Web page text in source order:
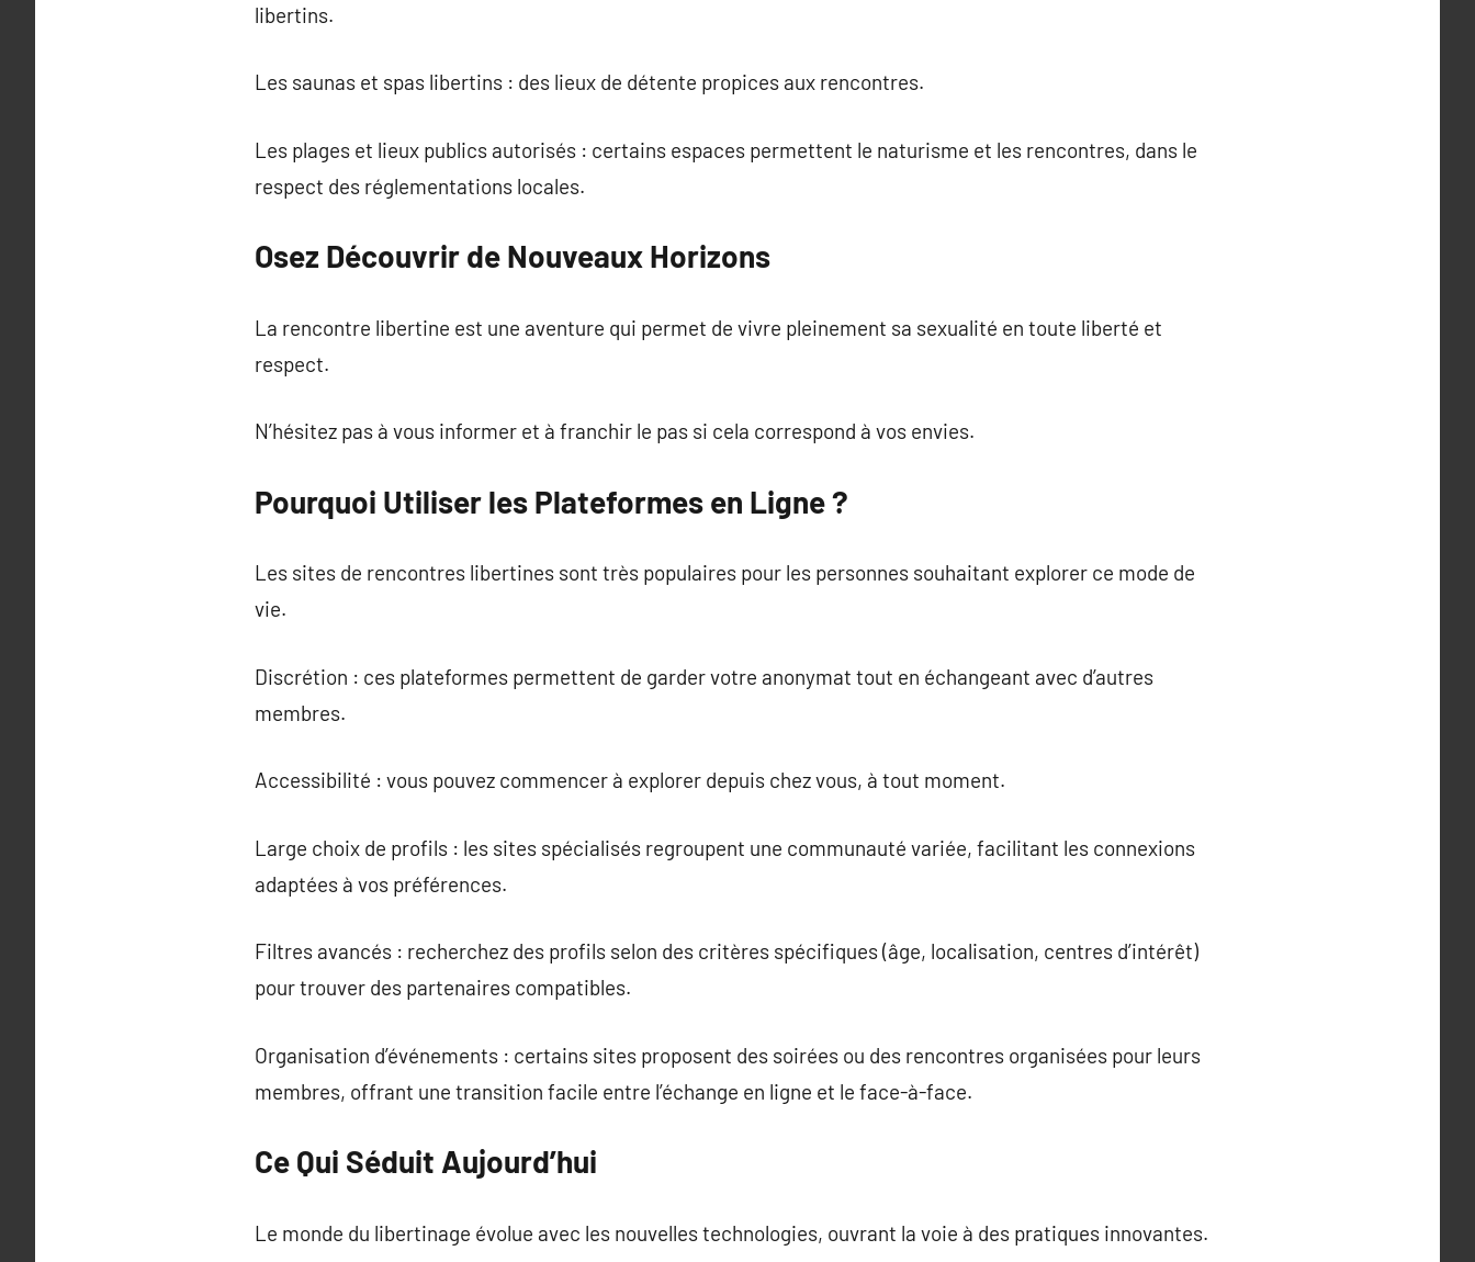
libertins.
Les saunas et spas libertins : des lieux de détente propices aux rencontres.
Les plages et lieux publics autorisés : certains espaces permettent le naturisme et les rencontres, dans le
respect des réglementations locales.
Osez Découvrir de Nouveaux Horizons
La rencontre libertine est une aventure qui permet de vivre pleinement sa sexualité en toute liberté et
respect.
N’hésitez pas à vous informer et à franchir le pas si cela correspond à vos envies.
Pourquoi Utiliser les Plateformes en Ligne ?
Les sites de rencontres libertines sont très populaires pour les personnes souhaitant explorer ce mode de
vie.
Discrétion : ces plateformes permettent de garder votre anonymat tout en échangeant avec d’autres
membres.
Accessibilité : vous pouvez commencer à explorer depuis chez vous, à tout moment.
Large choix de profils : les sites spécialisés regroupent une communauté variée, facilitant les connexions
adaptées à vos préférences.
Filtres avancés : recherchez des profils selon des critères spécifiques (âge, localisation, centres d’intérêt)
pour trouver des partenaires compatibles.
Organisation d’événements : certains sites proposent des soirées ou des rencontres organisées pour leurs
membres, offrant une transition facile entre l’échange en ligne et le face-à-face.
Ce Qui Séduit Aujourd’hui
Le monde du libertinage évolue avec les nouvelles technologies, ouvrant la voie à des pratiques innovantes.